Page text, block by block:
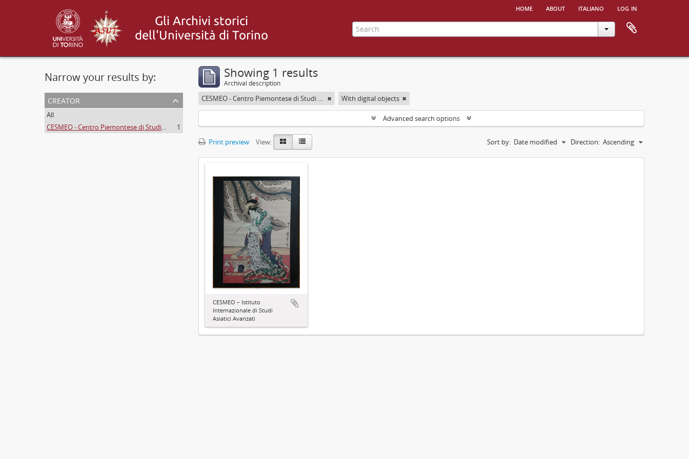
home about italiano log in
Narrow your results by:
creator
All
CESMEO - Centro Piemontese di Studi sul Medio ed Estremo Oriente
1
Showing 1 results
Archival description
CESMEO - Centro Piemontese di Studi sul Medio ed Estremo Oriente With digital objects
Advanced search options
Print preview View: Sort by: Date modified Direction: Ascending
CESMEO – Istituto
Internazionale di Studi
Asiatici Avanzati